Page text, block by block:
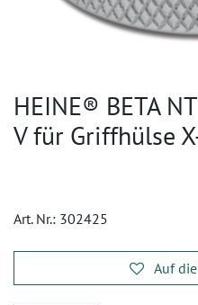
HEINE® BETA
V für Griffhülse
Art. Nr.: 302425
Auf